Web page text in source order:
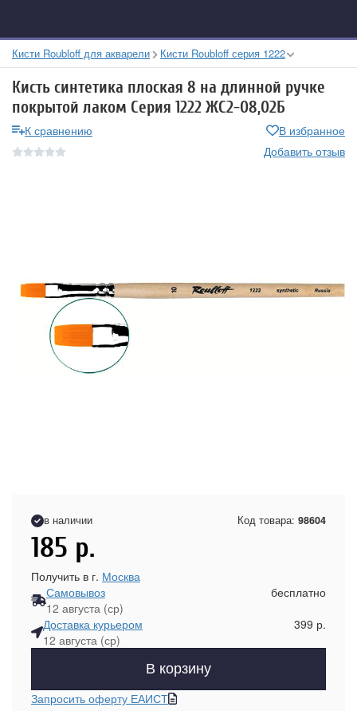
Кисти Roubloff для акварели Кисти Roubloff серия 1222
Кисть синтетика плоская 8 на длинной ручке
покрытой лаком Серия 1222 ЖС2-08,02Б
К сравнению
В избранное
Добавить отзыв
в наличии Код товара: 98604
185 р.
Получить в г. Москва
Самовывоз
12 августа (ср)
бесплатно
Доставка курьером
12 августа (ср)
399 р.
В корзину
Запросить оферту ЕАИСТ